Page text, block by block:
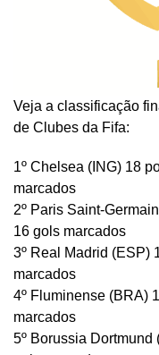
Veja a classificação
de Clubes da Fifa:
1º Chelsea (ING) 18
marcados
2º Paris Saint-
16 gols marcados
3º Real Madrid (ESP)
marcados
4º Fluminense (BRA)
marcados
5º Borussia